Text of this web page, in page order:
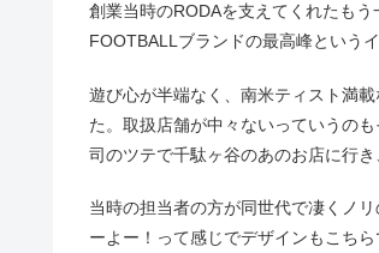
創業当時のRODAを支えてくれたも
FOOTBALLブランドの最高峰という
遊び心が半端なく、南米ティスト満
た。取扱店舗が中々ないっていうの
司のツテで千駄ヶ谷のあのお店に行
当時の担当者の方が同世代で凄くノ
ーよー！って感じでデザインもこち